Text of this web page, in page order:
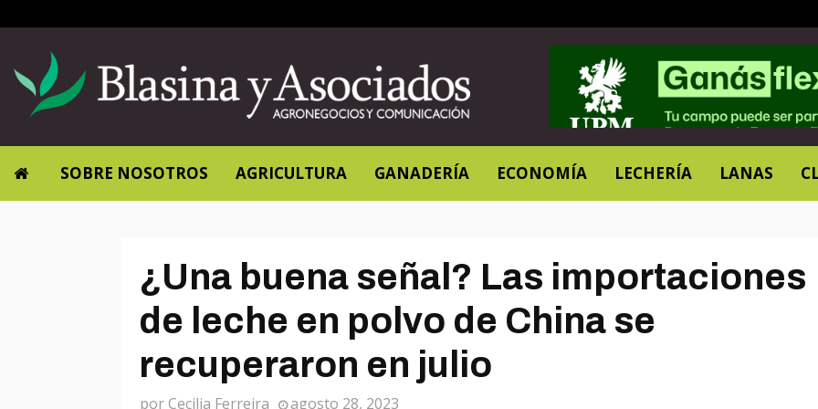
SOBRE NOSOTROS AGRICULTURA GANADERÍA ECONOMÍA LECHERÍA LANAS
¿Una buena señal? Las importaciones
de leche en polvo de China se
recuperaron en julio
porCecilia Ferreira agosto 28, 2023